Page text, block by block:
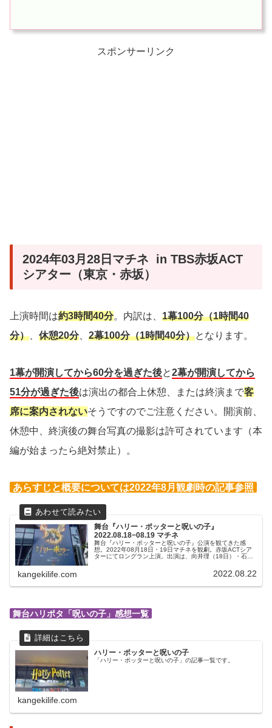
スポンサーリンク
2024年03月28日マチネ in TBS赤坂ACT
シアター（東京・赤坂）
上演時間は約3時間40分。内訳は、 1幕100分（1時間40
分）
休憩20分、 2幕100分（1時間40分）となります。
1幕が開演してから60分を過ぎた後と2幕が開演してから
51分が過ぎた後は演出の都合上休憩、または終演まで客
席に案内されないそうですのでご注意ください。開演前、
休憩中、終演後の舞台写真の撮影は許可されています（本
編が始まったら絶対禁止）。
あらすじと概要については2022年8月観劇時の記事参照
舞台『ハリー・ポッターと呪いの子』
2022.08.18−08.19 マチネ
舞台『ハリー・ポッターと呪いの子』公演を観てきた感
想。2022年08月18日・19日マチネを観劇。赤坂ACTシア
ターにてロングラン上演。出演は、向井理（18日）・石丸
日）、竪山隼太、松田慎也（18日）・宮尾俊太郎（19
日）、白羽ゆり、福山康平、斉藤莉生（18日）・門田宗大
田華怜（19日）、木場允視、福井貴一、高橋ひとみ（１８
kangekilife.com 2022.08.22
舞台ハリポタ「呪いの子」感想一覧
ハリー・ポッターと呪いの子
「ハリー・ポッターと呪いの子」の記事一覧です。
kangekilife.com